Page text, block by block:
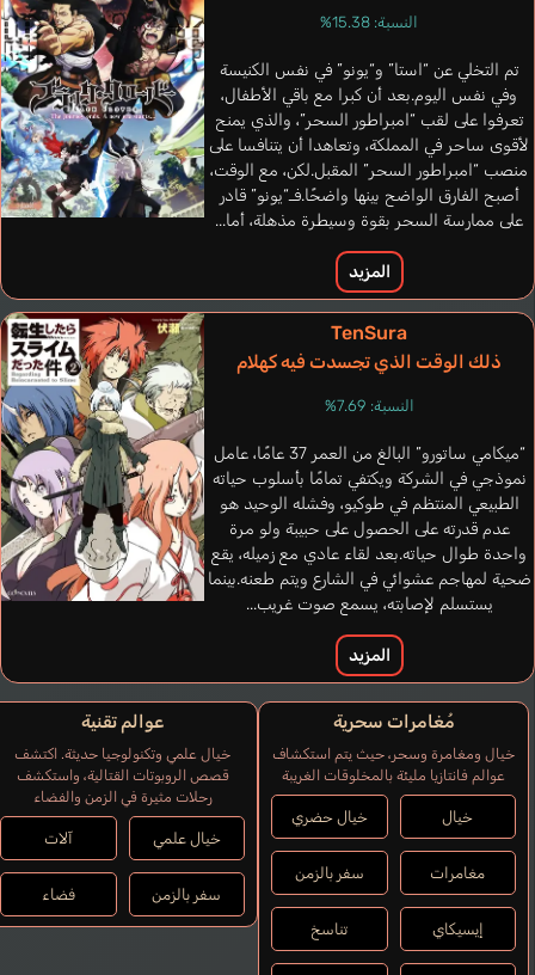
Hickman Jay
Van Dorslaer
Benoît
فرنسي
النسبة: 15.38%
تم التخلي عن “استا” و“يونو” في نفس الكنيسة
وفي نفس اليوم.بعد أن كبرا مع باقي الأطفال،
تعرفوا على لقب “امبراطور السحر”، والذي يمنح
لأقوى ساحر في المملكة، وتعاهدا أن يتنافسا على
منصب “امبراطور السحر” المقبل.لكن، مع الوقت،
أصبح الفارق الواضح بينها واضحًا.فـ“يونو” قادر
على ممارسة السحر بقوة وسيطرة مذهلة، أما...
المزيد
TenSura
ذلك الوقت الذي تجسدت فيه كهلام
النسبة: 7.69%
“ميكامي ساتورو” البالغ من العمر 37 عامًا، عامل
نموذجي في الشركة ويكتفي تمامًا بأسلوب حياته
الطبيعي المنتظم في طوكيو، وفشله الوحيد هو
عدم قدرته على الحصول على حبيبة ولو مرة
واحدة طوال حياته.بعد لقاء عادي مع زميله، يقع
ضحية لمهاجم عشوائي في الشارع ويتم طعنه.بينما
يستسلم لإصابته، يسمع صوت غريب...
المزيد
مُغامرات سحرية
خيال ومغامرة وسحر، حيث يتم استكشاف
عوالم فانتازيا مليئة بالمخلوقات الغريبة
خيال خيال حضري
مغامرات سفر بالزمن
إيسيكاي تناسخ
عوالم تقنية
خيال علمي وتكنولوجيا حديثة. اكتشف
قصص الروبوتات القتالية، واستكشف
رحلات مثيرة في الزمن والفضاء
خيال علمي آلات
سفر بالزمن فضاء